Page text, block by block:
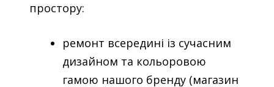
простору:
ремонт всередині із сучасним
дизайном та кольоровою
гамою нашого бренду (магазин